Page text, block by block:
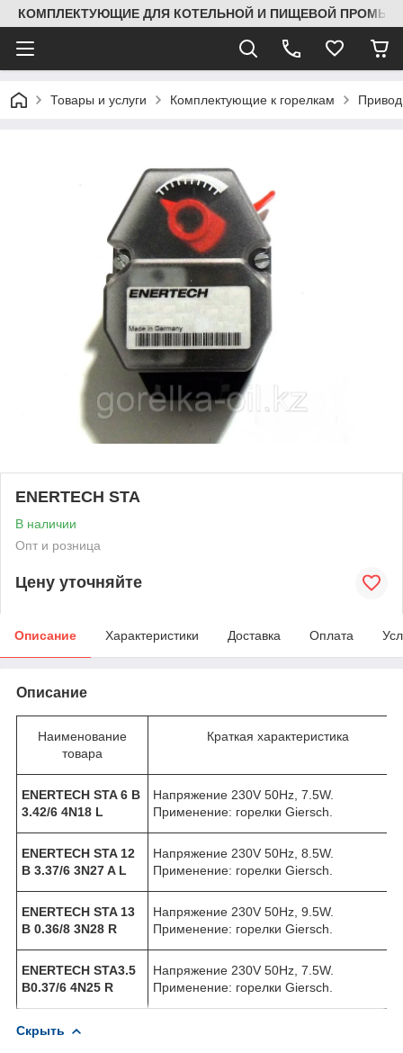
КОМПЛЕКТУЮЩИЕ ДЛЯ КОТЕЛЬНОЙ И ПИЩЕВОЙ
Товары и услуги Комплектующие к горелкам
ENERTECH STA
В наличии
Опт и розница
Цену уточняйте
Описание Характеристики Доставка Оплата
Описание
Наименование
товара
Краткая характеристика
ENERTECH STA 6 B
3.42/6 4N18 L
Напряжение 230V 50Hz, 7.5W.
Применение: горелки Giersch.
ENERTECH STA 12
B 3.37/6 3N27 A L
Напряжение 230V 50Hz, 8.5W.
Применение: горелки Giersch.
ENERTECH STA 13
B 0.36/8 3N28 R
Напряжение 230V 50Hz, 9.5W.
Применение: горелки Giersch.
ENERTECH STA3.5
B0.37/6 4N25 R
Напряжение 230V 50Hz, 7.5W.
Применение: горелки Giersch.
Скрыть